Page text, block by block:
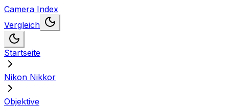
Camera Index
Vergleich
Startseite
Nikon Nikkor
Objektive